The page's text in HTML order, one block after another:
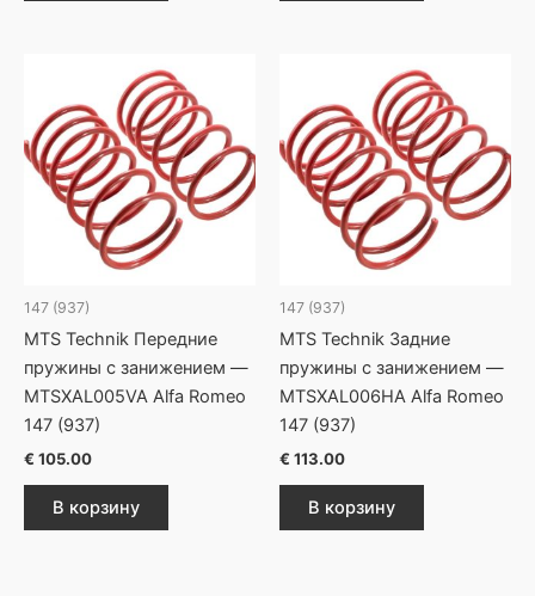
147 (937)
MTS Technik Передние
пружины с занижением —
MTSXAL005VA Alfa Romeo
147 (937)
€ 105.00
В корзину
147 (937)
MTS Technik Задние
пружины с занижением —
MTSXAL006HA Alfa Romeo
147 (937)
€ 113.00
В корзину